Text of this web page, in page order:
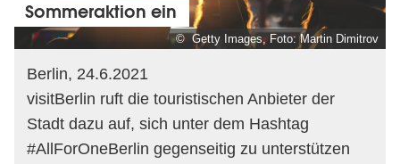
© Getty Images, Foto: Martin Dimitrov
Sommeraktion ein
Berlin, 24.6.2021
visitBerlin ruft die touristischen Anbieter der
Stadt dazu auf, sich unter dem Hashtag
#AllForOneBerlin gegenseitig zu unterstützen